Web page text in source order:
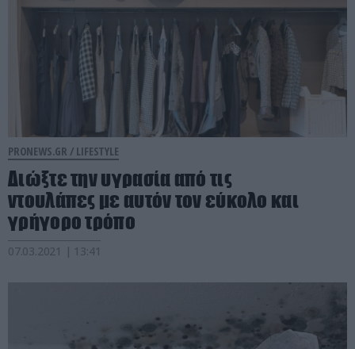
PRONEWS.GR / LIFESTYLE
Διώξτε την υγρασία από τις
ντουλάπες με αυτόν τον εύκολο και
γρήγορο τρόπο
07.03.2021 | 13:41